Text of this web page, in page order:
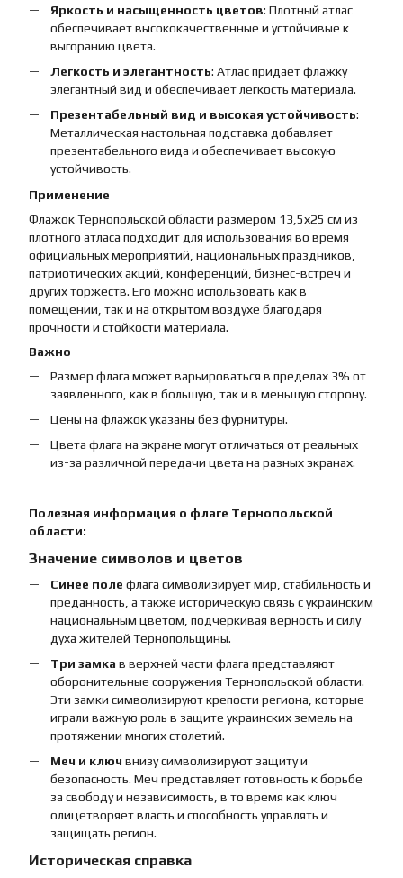
Яркость и насыщенность цветов: Плотный атлас
обеспечивает высококачественные и устойчивые к
выгоранию цвета.
Легкость и элегантность: Атлас придает флажку
элегантный вид и обеспечивает легкость материала.
Презентабельный вид и высокая устойчивость:
Металлическая настольная подставка добавляет
презентабельного вида и обеспечивает высокую
устойчивость.
Применение
Флажок Тернопольской области размером 13,5х25 см из
плотного атласа подходит для использования во время
официальных мероприятий, национальных праздников,
патриотических акций, конференций, бизнес-встреч и
других торжеств. Его можно использовать как в
помещении, так и на открытом воздухе благодаря
прочности и стойкости материала.
Важно
Размер флага может варьироваться в пределах 3% от
заявленного, как в большую, так и в меньшую сторону.
Цены на флажок указаны без фурнитуры.
Цвета флага на экране могут отличаться от реальных
из-за различной передачи цвета на разных экранах.
Полезная информация о флаге Тернопольской
области:
Значение символов и цветов
Синее поле флага символизирует мир, стабильность и
преданность, а также историческую связь с украинским
национальным цветом, подчеркивая верность и силу
духа жителей Тернопольщины.
Три замка в верхней части флага представляют
оборонительные сооружения Тернопольской области.
Эти замки символизируют крепости региона, которые
играли важную роль в защите украинских земель на
протяжении многих столетий.
Меч и ключ внизу символизируют защиту и
безопасность. Меч представляет готовность к борьбе
за свободу и независимость, в то время как ключ
олицетворяет власть и способность управлять и
защищать регион.
Историческая справка